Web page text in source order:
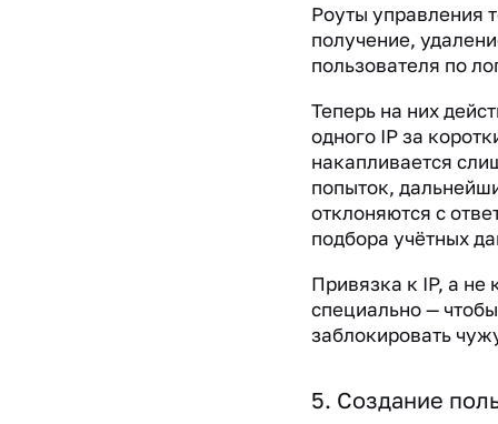
Роуты управления
получение,
пользователя по
Теперь на них
одного IP за
накапливается
попыток,
отклоняются с
подбора учётных
Привязка к IP, а не
специально —
заблокировать
5. Создание